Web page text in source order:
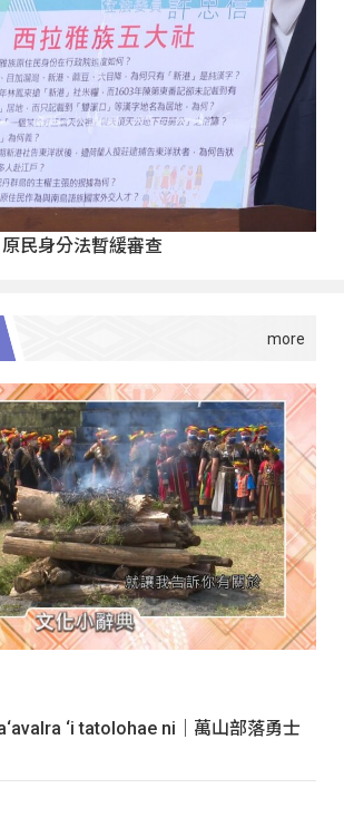
民身分法暫緩審查
‘i tatolohae ni｜萬山部落勇士